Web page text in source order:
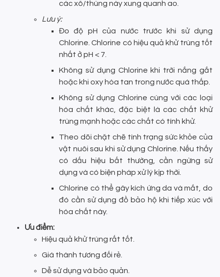
các xô/thùng này xung quanh ao.
Lưu ý:
Đo độ pH của nước trước khi sử dụng
Chlorine. Chlorine có hiệu quả khử trùng tốt
nhất ở pH < 7.
Không sử dụng Chlorine khi trời nắng gắt
hoặc khi oxy hòa tan trong nước quá thấp.
Không sử dụng Chlorine cùng với các loại
hóa chất khác, đặc biệt là các chất khử
trùng mạnh hoặc các chất có tính khử.
Theo dõi chặt chẽ tình trạng sức khỏe của
vật nuôi sau khi sử dụng Chlorine. Nếu thấy
có dấu hiệu bất thường, cần ngừng sử
dụng và có biện pháp xử lý kịp thời.
Chlorine có thể gây kích ứng da và mắt, do
đó cần sử dụng đồ bảo hộ khi tiếp xúc với
hóa chất này.
Ưu điểm:
Hiệu quả khử trùng rất tốt.
Giá thành tương đối rẻ.
Dễ sử dụng và bảo quản.